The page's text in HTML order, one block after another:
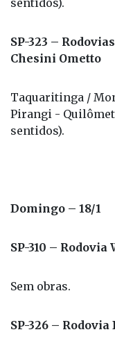
SP-323 –
Chesini Ometto
Taquaritinga /
Pirangi -
sentidos).
Domingo – 18/1
SP-310 –
Sem obras.
SP-326 –